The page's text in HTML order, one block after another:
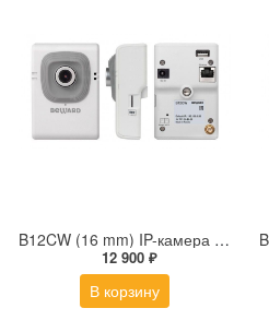
B12CW (16 mm) IP-камера 1Мп миниатюрная кубическая беспроводная с фиксированным объективом 16 мм и микрофоном
12 900 ₽
В корзину